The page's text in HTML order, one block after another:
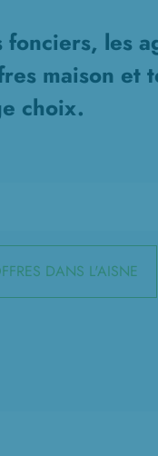
les
maison et
choix.
DANS L'AISNE